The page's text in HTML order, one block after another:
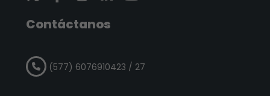
Contáctanos
(577) 6076910423 / 27